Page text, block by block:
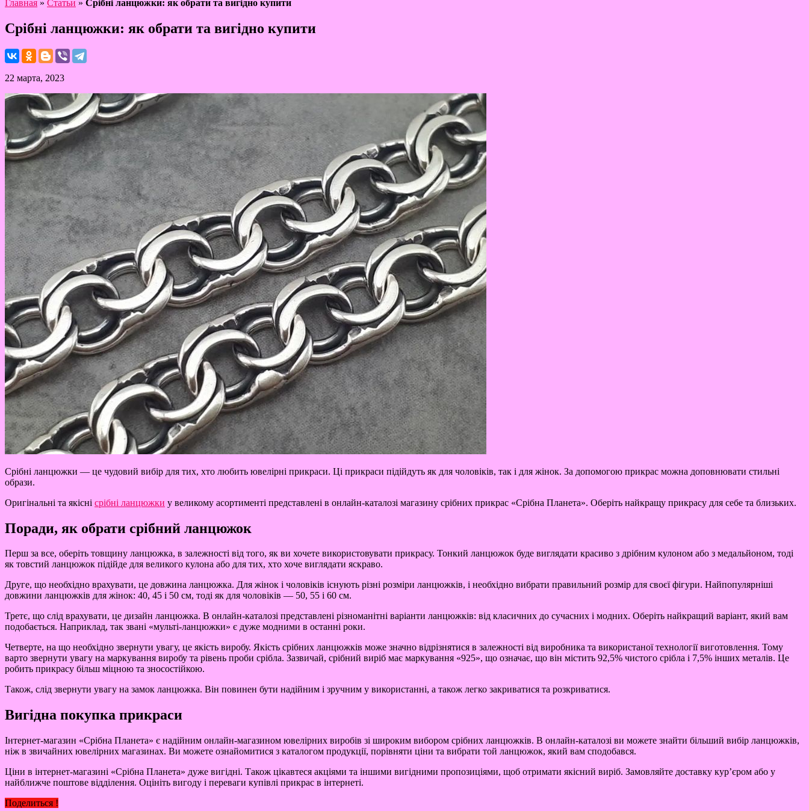
Главная » Статьи » Срібні ланцюжки: як обрати та вигідно купити
Срібні ланцюжки: як обрати та вигідно купити
22 марта, 2023
Срібні ланцюжки — це чудовий вибір для тих, хто любить ювелірні прикраси. Ці прикраси підійдуть як для чоловіків, так і для жінок. За допомогою прикрас можна доповнювати стильні
образи.
Оригінальні та якісні срібні ланцюжки у великому асортименті представлені в онлайн-каталозі магазину срібних прикрас «Срібна Планета». Оберіть найкращу прикрасу для себе та близьких.
Поради, як обрати срібний ланцюжок
Перш за все, оберіть товщину ланцюжка, в залежності від того, як ви хочете використовувати прикрасу. Тонкий ланцюжок буде виглядати красиво з дрібним кулоном або з медальйоном, тоді
як товстий ланцюжок підійде для великого кулона або для тих, хто хоче виглядати яскраво.
Друге, що необхідно врахувати, це довжина ланцюжка. Для жінок і чоловіків існують різні розміри ланцюжків, і необхідно вибрати правильний розмір для своєї фігури. Найпопулярніші
довжини ланцюжків для жінок: 40, 45 і 50 см, тоді як для чоловіків — 50, 55 і 60 см.
Третє, що слід врахувати, це дизайн ланцюжка. В онлайн-каталозі представлені різноманітні варіанти ланцюжків: від класичних до сучасних і модних. Оберіть найкращий варіант, який вам
подобається. Наприклад, так звані «мульті-ланцюжки» є дуже модними в останні роки.
Четверте, на що необхідно звернути увагу, це якість виробу. Якість срібних ланцюжків може значно відрізнятися в залежності від виробника та використаної технології виготовлення. Тому
варто звернути увагу на маркування виробу та рівень проби срібла. Зазвичай, срібний виріб має маркування «925», що означає, що він містить 92,5% чистого срібла і 7,5% інших металів. Це
робить прикрасу більш міцною та зносостійкою.
Також, слід звернути увагу на замок ланцюжка. Він повинен бути надійним і зручним у використанні, а також легко закриватися та розкриватися.
Вигідна покупка прикраси
Інтернет-магазин «Срібна Планета» є надійним онлайн-магазином ювелірних виробів зі широким вибором срібних ланцюжків. В онлайн-каталозі ви можете знайти більший вибір ланцюжків,
ніж в звичайних ювелірних магазинах. Ви можете ознайомитися з каталогом продукції, порівняти ціни та вибрати той ланцюжок, який вам сподобався.
Ціни в інтернет-магазині «Срібна Планета» дуже вигідні. Також цікавтеся акціями та іншими вигідними пропозиціями, щоб отримати якісний виріб. Замовляйте доставку кур’єром або у
найближче поштове відділення. Оцініть вигоду і переваги купівлі прикрас в інтернеті.
Поделиться !